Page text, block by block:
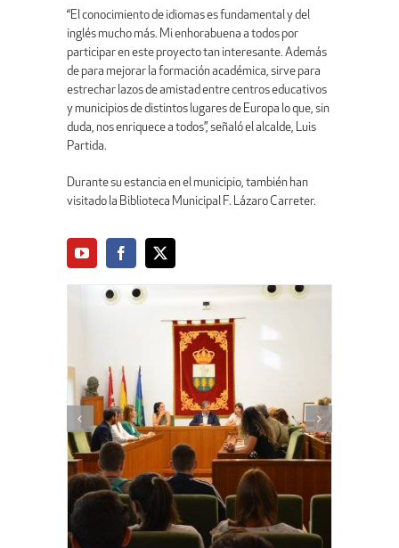
“El conocimiento de idiomas es fundamental y del
inglés mucho más. Mi enhorabuena a todos por
participar en este proyecto tan interesante. Además
de para mejorar la formación académica, sirve para
estrechar lazos de amistad entre centros educativos
y municipios de distintos lugares de Europa lo que, sin
duda, nos enriquece a todos”, señaló el alcalde, Luis
Partida.
Durante su estancia en el municipio, también han
visitado la Biblioteca Municipal F. Lázaro Carreter.